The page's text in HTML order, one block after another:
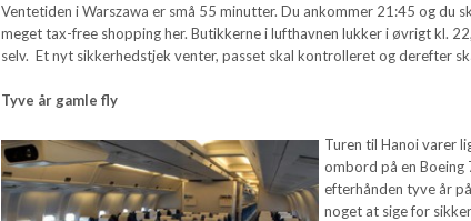
Ventetiden i Warszawa er små 55 minutter. Du ankommer 21:45 og du
meget tax-free shopping her. Butikkerne i lufthavnen lukker i øvrigt kl.
selv. Et nyt sikkerhedstjek venter, passet skal kontrolleret og derefter
Tyve år gamle fly
Turen til Hanoi varer
ombord på en
efterhånden tyve år
noget at sige for